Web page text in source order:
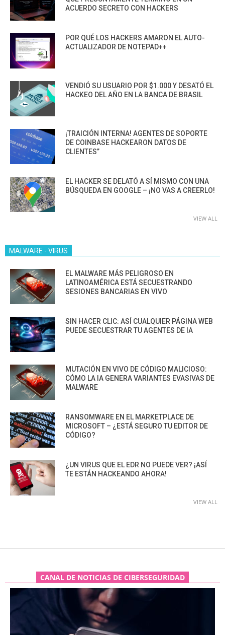
ACUERDO SECRETO CON HACKERS
POR QUÉ LOS HACKERS AMARON EL AUTO-
ACTUALIZADOR DE NOTEPAD++
VENDIÓ SU USUARIO POR $1.000 Y DESATÓ EL
HACKEO DEL AÑO EN LA BANCA DE BRASIL
¡TRAICIÓN INTERNA! AGENTES DE SOPORTE
DE COINBASE HACKEARON DATOS DE
CLIENTES”
EL HACKER SE DELATÓ A SÍ MISMO CON UNA
BÚSQUEDA EN GOOGLE – ¡NO VAS A CREERLO!
VIEW ALL
MALWARE - VIRUS
EL MALWARE MÁS PELIGROSO EN
LATINOAMÉRICA ESTÁ SECUESTRANDO
SESIONES BANCARIAS EN VIVO
SIN HACER CLIC: ASÍ CUALQUIER PÁGINA WEB
PUEDE SECUESTRAR TU AGENTES DE IA
MUTACIÓN EN VIVO DE CÓDIGO MALICIOSO:
CÓMO LA IA GENERA VARIANTES EVASIVAS DE
MALWARE
RANSOMWARE EN EL MARKETPLACE DE
MICROSOFT – ¿ESTÁ SEGURO TU EDITOR DE
CÓDIGO?
¿UN VIRUS QUE EL EDR NO PUEDE VER? ¡ASÍ
TE ESTÁN HACKEANDO AHORA!
VIEW ALL
CANAL DE NOTICIAS DE CIBERSEGURIDAD